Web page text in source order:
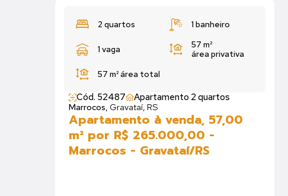
2 quartos 1 banheiro
1 vaga
57 m²
área privativa
57 m²área total
Cód. 52487 Apartamento 2 quartos
Marrocos, Gravataí, RS
Apartamento à venda, 57,00
m² por R$ 265.000,00 -
Marrocos - Gravataí/RS